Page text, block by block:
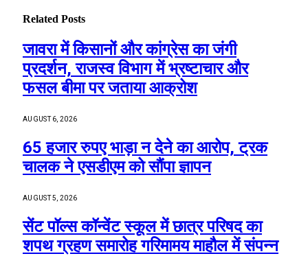
Related Posts
जावरा में किसानों और कांग्रेस का जंगी
प्रदर्शन, राजस्व विभाग में भ्रष्टाचार और
फसल बीमा पर जताया आक्रोश
AUGUST 6, 2026
65 हजार रुपए भाड़ा न देने का आरोप, ट्रक
चालक ने एसडीएम को सौंपा ज्ञापन
AUGUST 5, 2026
सेंट पॉल्स कॉन्वेंट स्कूल में छात्र परिषद का
शपथ ग्रहण समारोह गरिमामय माहौल में संपन्न